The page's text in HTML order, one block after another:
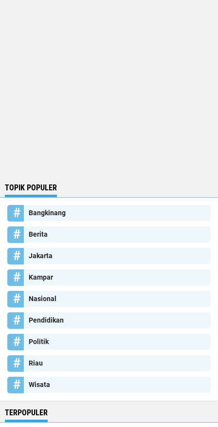
TOPIK POPULER
Bangkinang
Berita
Jakarta
Kampar
Nasional
Pendidikan
Politik
Riau
Wisata
TERPOPULER